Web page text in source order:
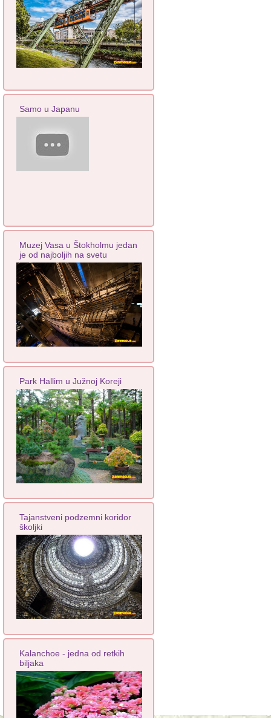
Samo u Japanu
Muzej Vasa u Štokholmu jedan
je od najboljih na svetu
Park Hallim u Južnoj Koreji
Tajanstveni podzemni koridor
školjki
Kalanchoe - jedna od retkih
biljaka